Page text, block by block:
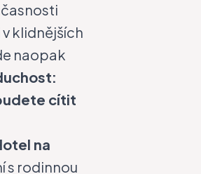
klidnějších
naopak
cítit
na
s rodinnou